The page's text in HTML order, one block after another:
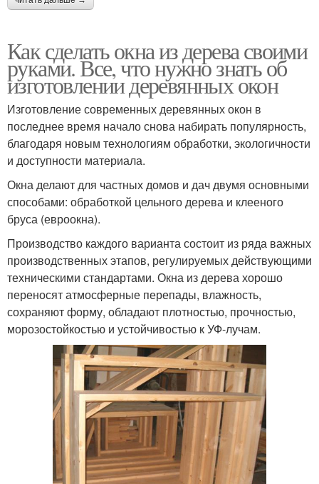
Как сделать окна из дерева своими
руками. Все, что нужно знать об
изготовлении деревянных окон
Изготовление современных деревянных окон в
последнее время начало снова набирать популярность,
благодаря новым технологиям обработки, экологичности
и доступности материала.
Окна делают для частных домов и дач двумя основными
способами: обработкой цельного дерева и клееного
бруса (евроокна).
Производство каждого варианта состоит из ряда важных
производственных этапов, регулируемых действующими
техническими стандартами. Окна из дерева хорошо
переносят атмосферные перепады, влажность,
сохраняют форму, обладают плотностью, прочностью,
морозостойкостью и устойчивостью к УФ-лучам.